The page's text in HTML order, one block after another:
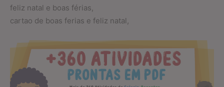
feliz natal e boas férias,
cartao de boas ferias e feliz natal,